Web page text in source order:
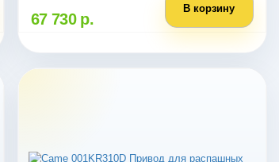
67 730 р.
В корзину